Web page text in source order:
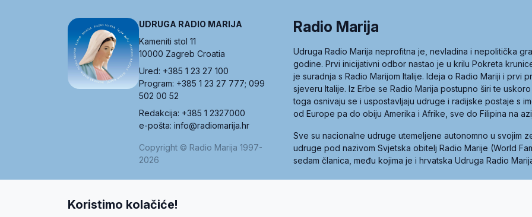
UDRUGA RADIO MARIJA
Kameniti stol 11
10000 Zagreb Croatia
Ured: +385 1 23 27 100
Program: +385 1 23 27 777; 099
502 00 52
Redakcija: +385 1 2327000
e-pošta: info@radiomarija.hr
Copyright © Radio Marija 1997-
2026
Radio Marija
Udruga Radio Marija neprofitna je, nevladina i nepolitička
godine. Prvi inicijativni odbor nastao je u krilu Pokreta
je suradnja s Radio Marijom Italije. Ideja o Radio Mariji i prvi
sjeveru Italije. Iz Erbe se Radio Marija postupno širi te
toga osnivaju se i uspostavljaju udruge i radijske postaje s
od Europe pa do obiju Amerika i Afrike, sve do Filipina na
Sve su nacionalne udruge utemeljene autonomno u svojim
udruge pod nazivom Svjetska obitelj Radio Marije (World
sedam članica, među kojima je i hrvatska Udruga Radio
Koristimo kolačiće!